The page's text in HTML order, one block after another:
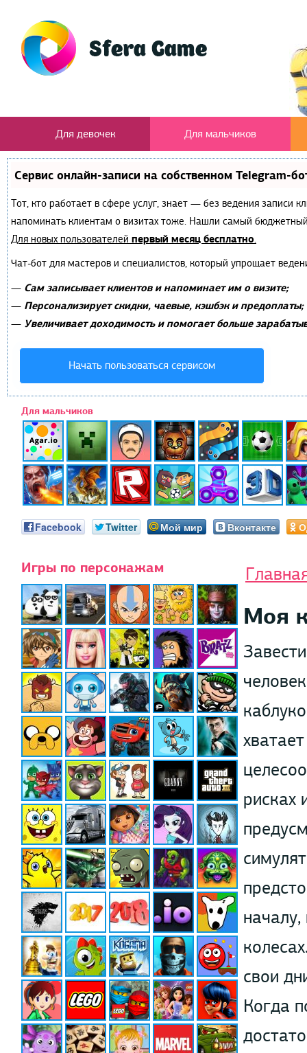
Для девочек Для мальчиков
Сервис онлайн-записи на собственном Telegram-
Тот, кто работает в сфере услуг, знает — без ведения записи
напоминать клиентам о визитах тоже. Нашли самый
Для новых пользователей первый месяц бесплатно.
Чат-бот для мастеров и специалистов, который упрощает
— Сам записывает клиентов и напоминает им о визите;
— Персонализирует скидки, чаевые, кэшбэк и предоплаты;
— Увеличивает доходимость и помогает больше
Начать пользоваться сервисом
Для мальчиков
Facebook Twitter Мой мир Вконтакте
Игры по персонажам
Моя
рисках
свои
Когда